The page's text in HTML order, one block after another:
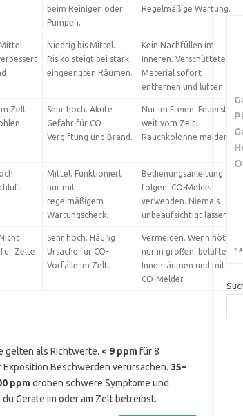
beim Reinigen oder
Pumpen.
Regelmäßige Wartung.
Niedrig bis Mittel.
Risiko steigt bei stark
eingeengten Räumen.
Kein Nachfüllen im
Inneren. Verschüttetes
Material sofort
entfernen und lüften.
Zelt
Sehr hoch. Akute
Gefahr für CO-
Vergiftung und Brand.
Nur im Freien. Feuerstelle
weit vom Zelt.
Rauchkolonne meiden.
Mittel. Funktioniert
nur mit
regelmäßigem
Wartungscheck.
Bedienungsanleitung
folgen. CO-Melder
verwenden. Niemals
unbeaufsichtigt lassen.
Zelte
Sehr hoch. Häufig
Ursache für CO-
Vorfälle im Zelt.
Vermeiden. Wenn nötig,
nur in großen, belüfteten
Innenräumen und mit
CO-Melder.
gelten als Richtwerte. < 9 ppmfür 8
Beschwerden verursachen. 35–
ppmdrohen schwere Symptome und
Geräte im oder am Zelt betreibst.
*